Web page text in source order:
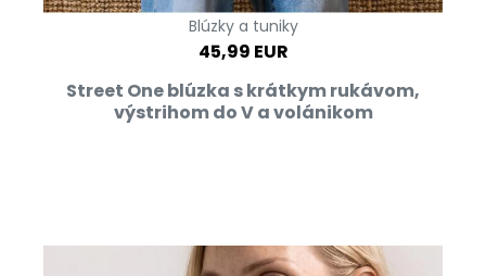
Blúzky a tuniky
45,99 EUR
Street One blúzka s krátkym rukávom,
výstrihom do V a volánikom